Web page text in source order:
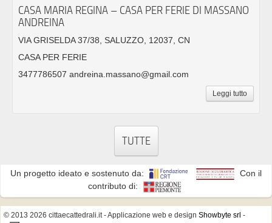
CASA MARIA REGINA – CASA PER FERIE DI MASSANO
ANDREINA
VIA GRISELDA 37/38, SALUZZO, 12037, CN
CASA PER FERIE
3477786507 andreina.massano@gmail.com
Leggi tutto
TUTTE
Un progetto ideato e sostenuto da:
Con il
contributo di:
© 2013 2026 cittaecattedrali.it- Applicazione web e design Showbyte srl -